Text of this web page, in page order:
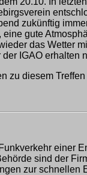
zukünftig
gute
das Wetter
IGAO erhalten
zu diesem
einer
sind der
zur